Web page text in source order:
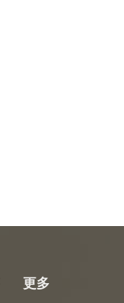
更多